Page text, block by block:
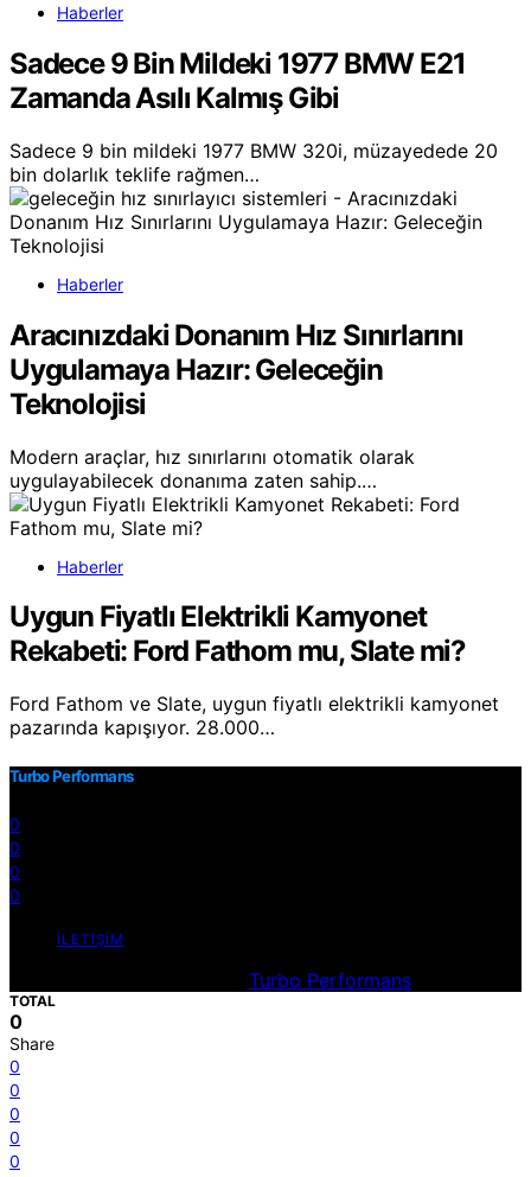
Haberler
Sadece 9 Bin Mildeki 1977 BMW E21
Zamanda Asılı Kalmış Gibi
Sadece 9 bin mildeki 1977 BMW 320i, müzayedede 20
bin dolarlık teklife rağmen…
Haberler
Aracınızdaki Donanım Hız Sınırlarını
Uygulamaya Hazır: Geleceğin
Teknolojisi
Modern araçlar, hız sınırlarını otomatik olarak
uygulayabilecek donanıma zaten sahip.…
Haberler
Uygun Fiyatlı Elektrikli Kamyonet
Rekabeti: Ford Fathom mu, Slate mi?
Ford Fathom ve Slate, uygun fiyatlı elektrikli kamyonet
pazarında kapışıyor. 28.000…
Turbo Performans
0
0
0
0
İLETIŞIM
Turbo Performans
TOTAL
0
Share
0
0
0
0
0